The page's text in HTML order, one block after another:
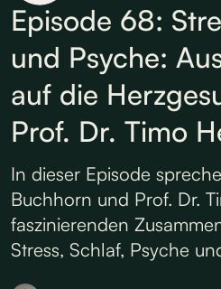
Episode 68:
und Psyche:
auf die
Prof. Dr. Timo
In dieser Episode
Buchhorn und Prof. Dr.
faszinierenden
Stress, Schlaf, Psyche